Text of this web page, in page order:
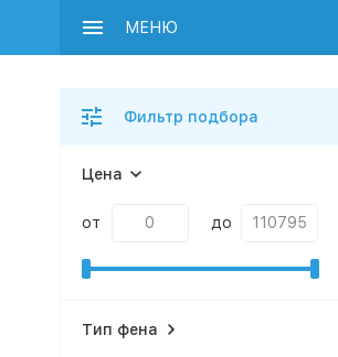
МЕНЮ
Фильтр подбора
Цена
от до
Тип фена